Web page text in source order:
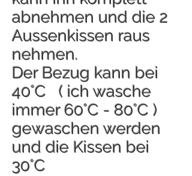
abnehmen und die 2
Aussenkissen raus
nehmen.
Der Bezug kann bei
40°C ( ich wasche
immer 60°C - 80°C )
gewaschen werden
und die Kissen bei
30°C